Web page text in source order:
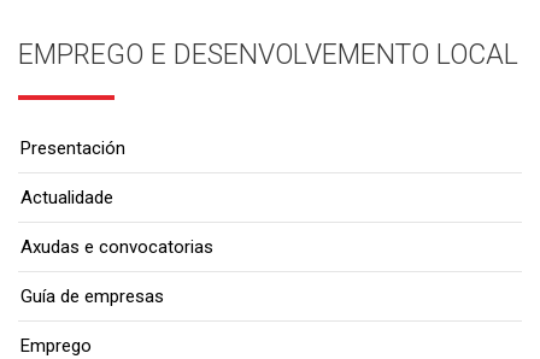
EMPREGO E DESENVOLVEMENTO LOCAL
Presentación
Actualidade
Axudas e convocatorias
Guía de empresas
Emprego